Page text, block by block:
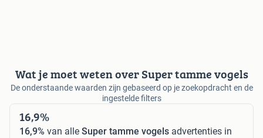
Wat je moet weten over Super tamme vogels
De onderstaande waarden zijn gebaseerd op je zoekopdracht en de
ingestelde filters
16,9%
16,9% van alle Super tamme vogels advertenties in